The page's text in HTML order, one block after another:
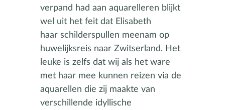
verpand had aan aquarelleren blijkt
wel uit het feit dat Elisabeth
haar schilderspullen meenam op
huwelijksreis naar Zwitserland. Het
leuke is zelfs dat wij als het ware
met haar mee kunnen reizen via de
aquarellen die zij maakte van
verschillende idyllische